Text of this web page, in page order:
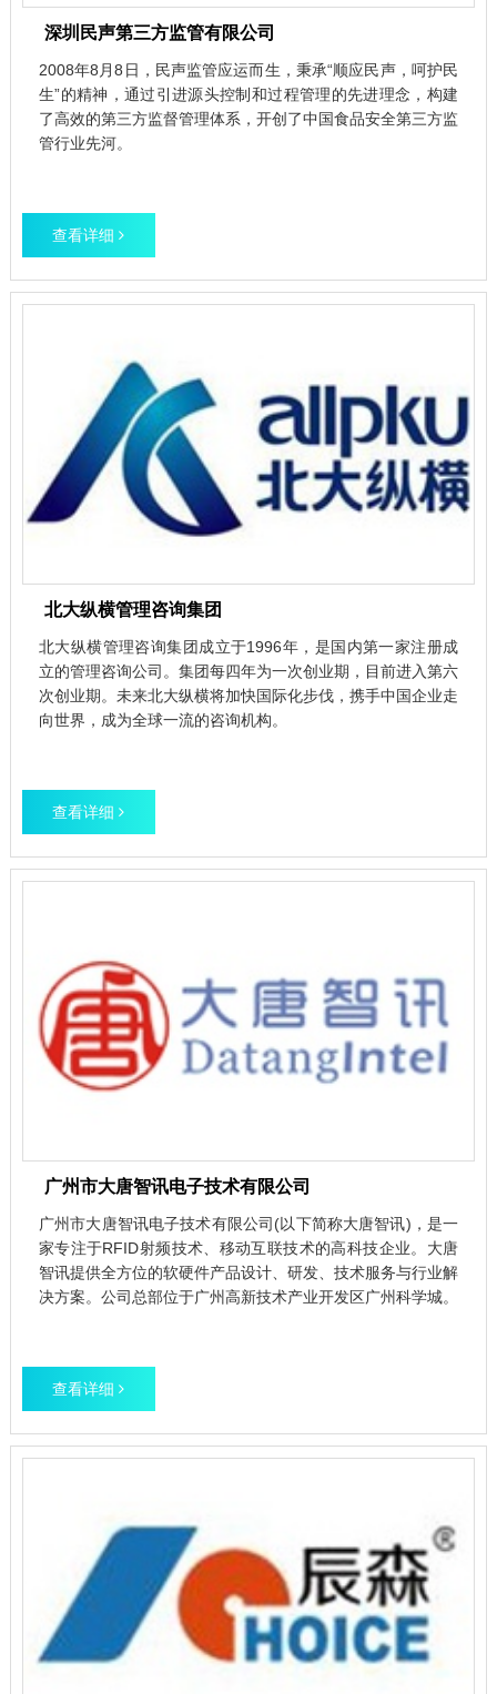
深圳民声第三方监管有限公司
2008年8月8日，民声监管应运而生，秉承“顺应民声，呵护民
生”的精神，通过引进源头控制和过程管理的先进理念，构建
了高效的第三方监督管理体系，开创了中国食品安全第三方监
管行业先河。
查看详细
北大纵横管理咨询集团
北大纵横管理咨询集团成立于1996年，是国内第一家注册成
立的管理咨询公司。集团每四年为一次创业期，目前进入第六
次创业期。未来北大纵横将加快国际化步伐，携手中国企业走
向世界，成为全球一流的咨询机构。
查看详细
广州市大唐智讯电子技术有限公司
广州市大唐智讯电子技术有限公司(以下简称大唐智讯)，是一
家专注于RFID射频技术、移动互联技术的高科技企业。大唐
智讯提供全方位的软硬件产品设计、研发、技术服务与行业解
决方案。公司总部位于广州高新技术产业开发区广州科学城。
查看详细